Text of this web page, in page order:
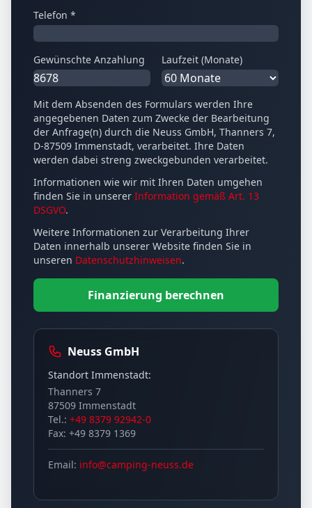
Telefon *
Gewünschte Anzahlung Laufzeit (Monate)
Mit dem Absenden des Formulars werden Ihre
angegebenen Daten zum Zwecke der Bearbeitung
der Anfrage(n) durch die Neuss GmbH, Thanners 7,
D-87509 Immenstadt, verarbeitet. Ihre Daten
werden dabei streng zweckgebunden verarbeitet.
Informationen wie wir mit Ihren Daten umgehen
finden Sie in unserer Information gemäß Art. 13
DSGVO.
Weitere Informationen zur Verarbeitung Ihrer
Daten innerhalb unserer Website finden Sie in
unseren Datenschutzhinweisen.
Finanzierung berechnen
Neuss GmbH
Standort Immenstadt:
Thanners 7
87509 Immenstadt
Tel.: +49 8379 92942-0
Fax: +49 8379 1369
Email: info@camping-neuss.de